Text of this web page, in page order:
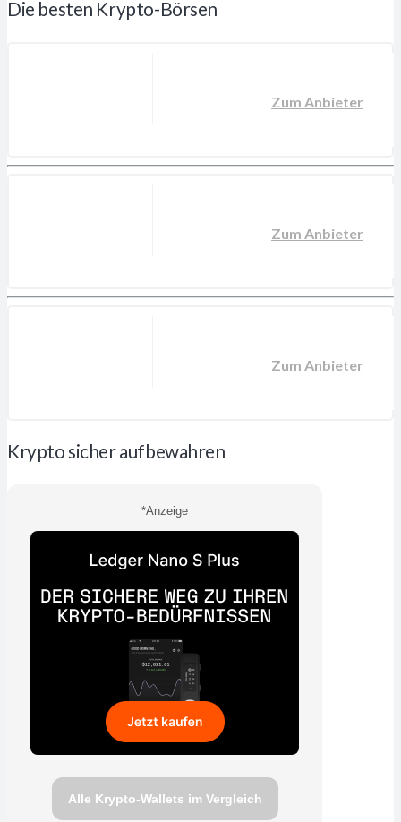
Die besten Krypto-Börsen
Zum Anbieter
Zum Anbieter
Zum Anbieter
Krypto sicher aufbewahren
*Anzeige
Alle Krypto-Wallets im Vergleich